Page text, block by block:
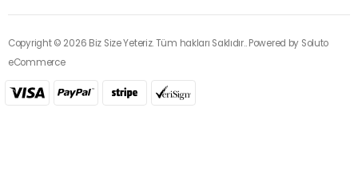
Copyright © 2026 Biz Size Yeteriz. Tüm hakları Saklıdır.. Powered by Soluto
eCommerce